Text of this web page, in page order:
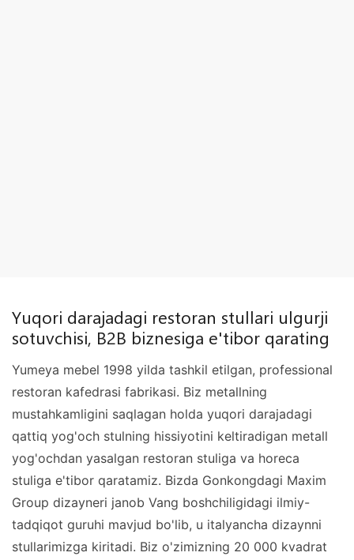
Yuqori darajadagi restoran stullari ulgurji
sotuvchisi, B2B biznesiga e'tibor qarating
Yumeya mebel 1998 yilda tashkil etilgan, professional
restoran kafedrasi fabrikasi. Biz metallning
mustahkamligini saqlagan holda yuqori darajadagi
qattiq yog'och stulning hissiyotini keltiradigan metall
yog'ochdan yasalgan restoran stuliga va horeca
stuliga e'tibor qaratamiz. Bizda Gonkongdagi Maxim
Group dizayneri janob Vang boshchiligidagi ilmiy-
tadqiqot guruhi mavjud bo'lib, u italyancha dizaynni
stullarimizga kiritadi. Biz o'zimizning 20 000 kvadrat